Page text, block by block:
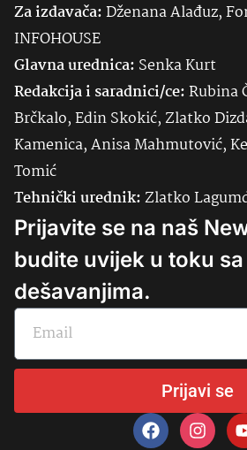
Za izdavača:Dženana Alađuz,
INFOHOUSE
Glavna urednica: SenkaKurt
Redakcija i saradnici/ce:Rubina
Brčkalo, Edin Skokić, Zlatko
Kamenica, Anisa Mahmutović,
Tomić
Tehnički urednik:Zlatko
Prijavite se na naš
budite uvijek u toku
dešavanjima.
Prijavi se